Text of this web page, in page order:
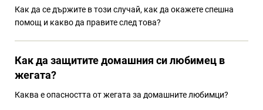
Как да се държите в този случай, как да окажете спешна
помощ и какво да правите след това?
Как да защитите домашния си любимец в
жегата?
Каква е опасността от жегата за домашните любимци?